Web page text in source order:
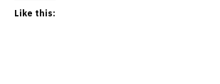
Like this: